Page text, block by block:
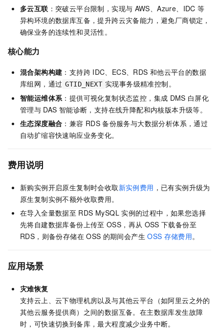
多云互联 ：突破云平台限制，实现与 AWS、Azure、IDC 等
异构环境的数据库互备，提升跨云灾备能力，避免厂商锁定，
确保业务的连续性和灵活性。
核心能力
混合架构构建 ：支持跨 IDC、ECS、RDS 和他云平台的数据
库组网，通过 GTID_NEXT 实现事务级精准控制。
智能运维体系 ：提供可视化复制状态监控，集成 DMS 白屏化
管理与 DAS 智能诊断，支持在线升降配和内核版本升级等。
生态深度融合 ：兼容 RDS 备份服务与大数据分析体系，通过
自动扩缩容快速响应业务变化。
费用说明
新购实例开启原生复制时会收取 新实例费用 ，已有实例升级为
原生复制实例不额外收取费用。
在导入全量数据至 RDS MySQL 实例的过程中，如果您选择
先将自建数据库备份上传至 OSS，再从 OSS 下载备份至
RDS，则备份存储在 OSS 的期间会产生 OSS 存储费用。
应用场景
灾难恢复
支持云上、云下物理机房以及与其他云平台（如阿里云之外的
其他云服务提供商）之间的数据互备。在主数据库发生故障
时，可快速切换到备库，最大程度减少业务中断。